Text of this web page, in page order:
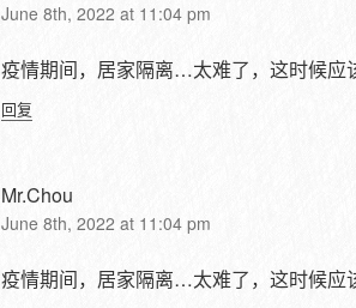
June 8th, 2022 at 11:04 pm
疫情期间，居家隔离…太难了，这时候应
回复
Mr.Chou
June 8th, 2022 at 11:04 pm
疫情期间，居家隔离…太难了，这时候应